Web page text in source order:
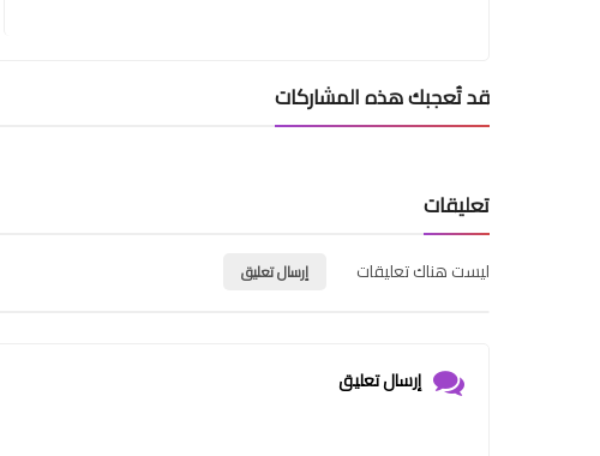
قد تُعجبك هذه المشاركات
تعليقات
ليست هناك تعليقات إرسال تعليق
إرسال تعليق